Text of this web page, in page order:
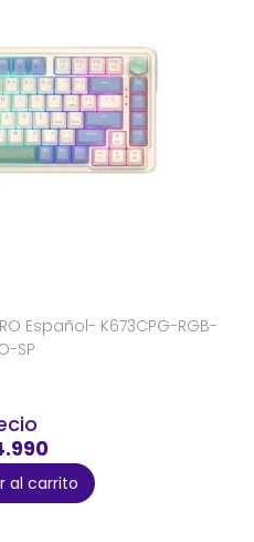
Español- K673CPG-RGB-
SP
al carrito